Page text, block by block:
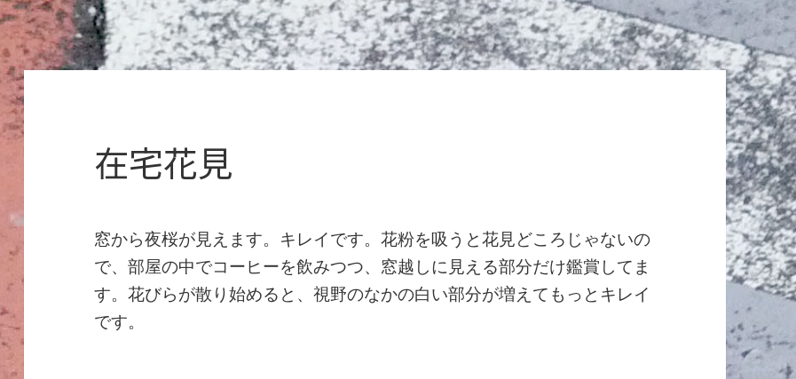
在宅花見
窓から夜桜が見えます。キレイです。花粉を吸うと花見どころじゃないの
で、部屋の中でコーヒーを飲みつつ、窓越しに見える部分だけ鑑賞してま
す。花びらが散り始めると、視野のなかの白い部分が増えてもっとキレイ
です。